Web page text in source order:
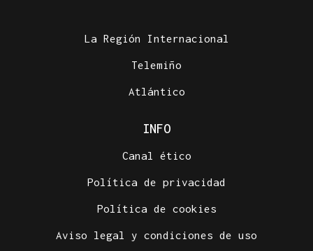
La Región Internacional
Telemiño
Atlántico
INFO
Canal ético
Política de privacidad
Política de cookies
Aviso legal y condiciones de uso